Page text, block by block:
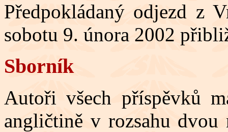
Předpokládaný odjezd z
sobotu 9. února 2002
Sborník
Autoři všech příspěvků
angličtině v rozsahu